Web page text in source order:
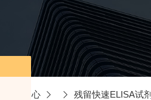
产品中心 残留快速ELISA试